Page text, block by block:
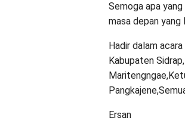
Semoga apa
masa depan yang
Hadir dalam
Kabupaten
Ersan